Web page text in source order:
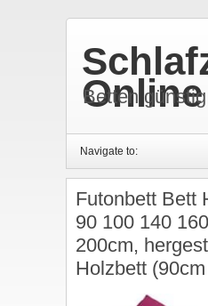
Betten
Navigate to:
Futonbett Bett
90 100 140
200cm,
Holzbett